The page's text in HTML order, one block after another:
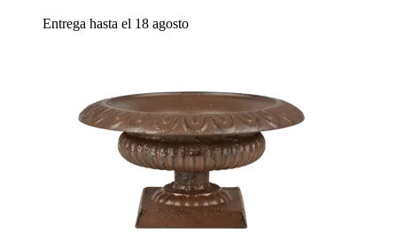
Entrega hasta el 18 agosto